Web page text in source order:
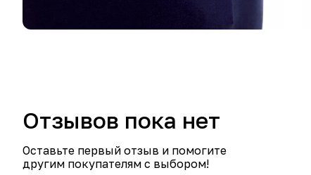
Отзывов пока нет
Оставьте первый отзыв и помогите
другим покупателям с выбором!